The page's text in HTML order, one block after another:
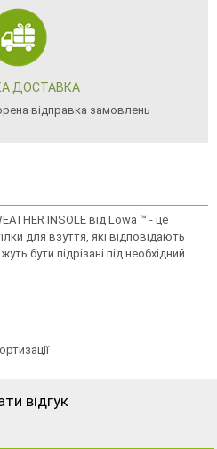
ДОСТАВКА
відправка замовлень
INSOLE від Lowa ™ - це
для взуття, які відповідають
бути підрізані під необхідний
відгук